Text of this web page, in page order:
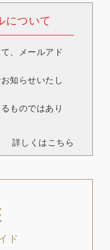
について
、メールアド
知らせいたし
ものではあり
詳しくはこちら
ド